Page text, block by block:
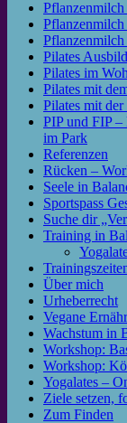
Pflanzenmilch
Pflanzenmilch
Pilates
Pilates im
Pilates mit
Pilates mit
PIP und FIP –
im Park
Referenzen
Rücken –
Seele in
Sportspass
Suche dir
Training in
Über mich
Urheberrecht
Vegane
Wachstum in
Workshop:
Workshop:
Yogalates –
Ziele setzen,
Zum Finden